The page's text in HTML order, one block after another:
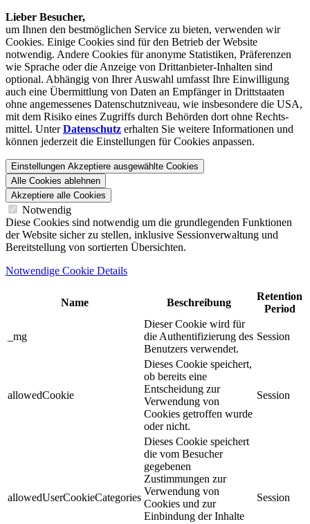
Lieber Besucher,
um Ihnen den best­möglichen Service zu bieten, verwenden wir
Cookies. Einige Cookies sind für den Betrieb der Website
notwendig. Andere Cookies für anonyme Statistiken, Präferenzen
wie Sprache oder die Anzeige von Dritt­anbieter-Inhalten sind
optional. Abhängig von Ihrer Auswahl umfasst Ihre Einwilligung
auch eine Übermittlung von Daten an Empfänger in Drittstaaten
ohne angemessenes Daten­schutz­niveau, wie insbesondere die USA,
mit dem Risiko eines Zugriffs durch Behörden dort ohne Rechts­
mittel. UnterDatenschutz erhalten Sie weitere Informationen und
können jederzeit die Einstellungen für Cookies anpassen.
Einstellungen Akzeptiere ausgewählte Cookies
Alle Cookies ablehnen
Akzeptiere alle Cookies
Notwendig
Diese Cookies sind notwendig um die grundlegenden Funktionen
der Website sicher zu stellen, inklusive Sessionverwaltung und
Bereitstellung von sortierten Übersichten.
Notwendige Cookie Details
Name Beschreibung
Retention
Period
_mg
Dieser Cookie wird für
die Authentifizierung des
Benutzers verwendet.
Session
allowedCookie
Dieses Cookie speichert,
ob bereits eine
Entscheidung zur
Verwendung von
Cookies getroffen wurde
oder nicht.
Session
allowedUserCookieCategories
Dieses Cookie speichert
die vom Besucher
gegebenen
Zustimmungen zur
Verwendung von
Cookies und zur
Einbindung der Inhalte
Session